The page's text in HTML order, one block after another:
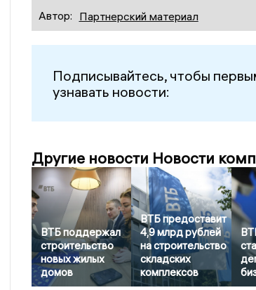
Автор: Партнерский материал
Подписывайтесь, чтобы
узнавать новости:
Другие новости Новости
ВТБ поддержал
строительство
новых жилых
домов
ВТБ предоставит
4,9 млрд рублей
на строительство
складских
комплексов